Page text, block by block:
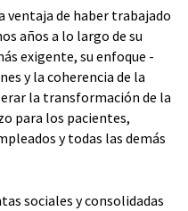
ventaja de haber trabajado
años a lo largo de su
exigente, su enfoque -
y la coherencia de la
la transformación de la
para los pacientes,
y todas las demás
sociales y consolidadas